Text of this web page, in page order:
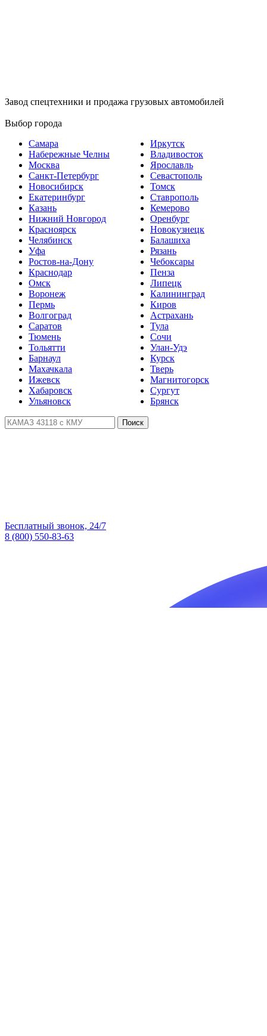
Завод спецтехники и продажа грузовых автомобилей
Выбор города
Самара
Набережные Челны
Москва
Санкт-Петербург
Новосибирск
Екатеринбург
Казань
Нижний Новгород
Красноярск
Челябинск
Уфа
Ростов-на-Дону
Краснодар
Омск
Воронеж
Пермь
Волгоград
Саратов
Тюмень
Тольятти
Барнаул
Махачкала
Ижевск
Хабаровск
Ульяновск
Иркутск
Владивосток
Ярославль
Севастополь
Томск
Ставрополь
Кемерово
Оренбург
Новокузнецк
Балашиха
Рязань
Чебоксары
Пенза
Липецк
Калининград
Киров
Астрахань
Тула
Сочи
Улан-Удэ
Курск
Тверь
Магнитогорск
Сургут
Брянск
Поиск
Бесплатный звонок, 24/7
8 (800) 550-83-63